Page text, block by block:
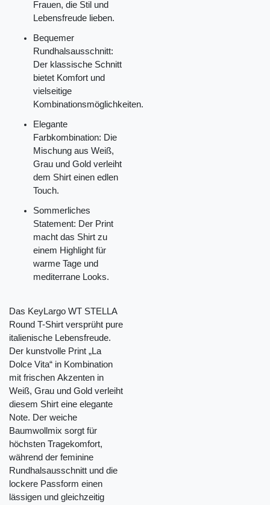
Frauen, die Stil und
Lebensfreude lieben.
Bequemer
Rundhalsausschnitt:
Der klassische Schnitt
bietet Komfort und
vielseitige
Kombinationsmöglichkeiten.
Elegante
Farbkombination: Die
Mischung aus Weiß,
Grau und Gold verleiht
dem Shirt einen edlen
Touch.
Sommerliches
Statement: Der Print
macht das Shirt zu
einem Highlight für
warme Tage und
mediterrane Looks.
Das KeyLargo WT STELLA
Round T-Shirt versprüht pure
italienische Lebensfreude.
Der kunstvolle Print „La
Dolce Vita“ in Kombination
mit frischen Akzenten in
Weiß, Grau und Gold verleiht
diesem Shirt eine elegante
Note. Der weiche
Baumwollmix sorgt für
höchsten Tragekomfort,
während der feminine
Rundhalsausschnitt und die
lockere Passform einen
lässigen und gleichzeitig